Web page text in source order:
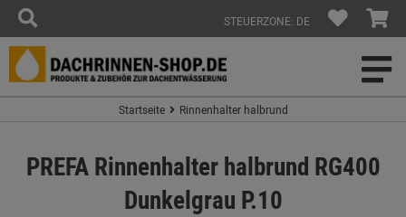
STEUERZONE: DE
Startseite Rinnenhalter halbrund
PREFA Rinnenhalter halbrund RG400
Dunkelgrau P.10